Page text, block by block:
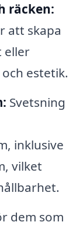
räcken:
att skapa
eller
estetik.
Svetsning
inklusive
vilket
dem som